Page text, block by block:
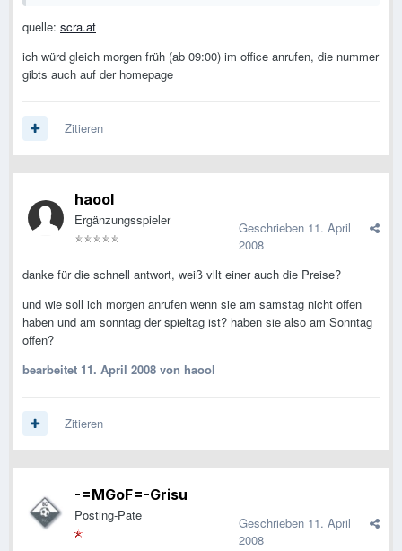
quelle: scra.at
ich würd gleich morgen früh (ab 09:00) im office anrufen, die nummer
gibts auch auf der homepage
Zitieren
haool
Ergänzungsspieler Geschrieben 11. April
2008
danke für die schnell antwort, weiß vllt einer auch die Preise?
und wie soll ich morgen anrufen wenn sie am samstag nicht offen
haben und am sonntag der spieltag ist? haben sie also am Sonntag
offen?
bearbeitet 11. April 2008 von haool
Zitieren
-=MGoF=-Grisu
Posting-Pate Geschrieben 11. April
2008